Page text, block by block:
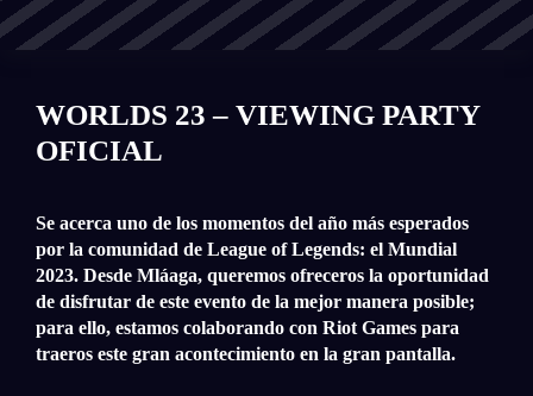
WORLDS 23 – VIEWING PARTY
OFICIAL
Se acerca uno de los momentos del año más esperados
por la comunidad de League of Legends: el Mundial
2023. Desde Mláaga, queremos ofreceros la oportunidad
de disfrutar de este evento de la mejor manera posible;
para ello, estamos colaborando con Riot Games para
traeros este gran acontecimiento en la gran pantalla.